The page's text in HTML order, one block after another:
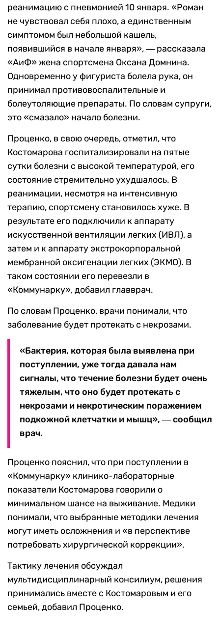
реанимацию с пневмонией 10 января. «Роман
не чувствовал себя плохо, а единственным
симптомом был небольшой кашель,
появившийся в начале января», ― рассказала
«АиФ»жена спортсмена Оксана Домнина.
Одновременно у фигуриста болела рука, он
принимал противовоспалительные и
болеутоляющие препараты. По словам супруги,
это «смазало» начало болезни.
Проценко, в свою очередь, отметил, что
Костомарова госпитализировали на пятые
сутки болезни с высокой температурой, его
состояние стремительно ухудшалось. В
реанимации, несмотря на интенсивную
терапию, спортсмену становилось хуже. В
результате его подключили к аппарату
искусственной вентиляции легких (ИВЛ), а
затем и к аппарату экстрокорпоральной
мембранной оксигенации легких (ЭКМО). В
таком состоянии его перевезли в
«Коммунарку», добавил главврач.
По словам Проценко, врачи понимали, что
заболевание будет протекать с некрозами.
«Бактерия, которая была выявлена при
поступлении, уже тогда давала нам
сигналы, что течение болезни будет очень
тяжелым, что оно будет протекать с
некрозами и некротическим поражением
подкожной клетчатки и мышц», ― сообщил
врач.
Проценко пояснил, что при поступлении в
«Коммунарку» клинико-лабораторные
показатели Костомарова говорили о
минимальном шансе на выживание. Медики
понимали, что выбранные методики лечения
могут иметь осложнения и «в перспективе
потребовать хирургической коррекции».
Тактику лечения обсуждал
мультидисциплинарный консилиум, решения
принимались вместе с Костомаровым и его
семьей, добавил Проценко.